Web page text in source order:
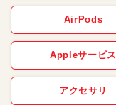
AirPods
Appleサービス
アクセサリ